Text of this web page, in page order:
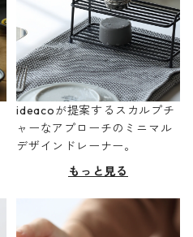
ideacoが提案するスカルプチ
ャーなアプローチのミニマル
デザインドレーナー。
もっと見る